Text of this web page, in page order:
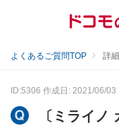
よくあるご質問TOP 詳細
ID:5306 作成日: 2021/06/03
〔ミライ